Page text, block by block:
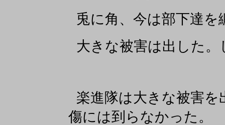
兎に角、今は部下達を
大きな被害は出した
楽進隊は大きな被害
傷には到らなかった。